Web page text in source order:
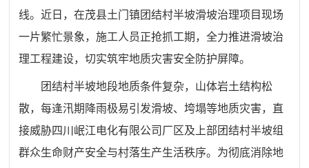
线。近日，在茂县土门镇团结村半坡滑坡治理项目现场
一片繁忙景象，施工人员正抢抓工期，全力推进滑坡治
理工程建设，切实筑牢地质灾害安全防护屏障。
团结村半坡地段地质条件复杂，山体岩土结构松
散，每逢汛期降雨极易引发滑坡、垮塌等地质灾害，直
接威胁四川岷江电化有限公司厂区及上部团结村半坡组
群众生命财产安全与村落生产生活秩序。为彻底消除地